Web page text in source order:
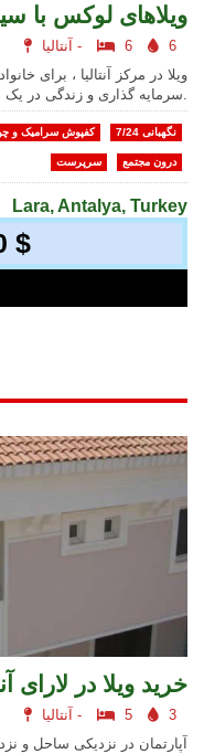
ویلاهای لوکس با
آنتالیا - 6
6
ویلا در مرکز آنتالیا ، برای
سرمایه گذاری و زندگی در یک محیط امن.
کفپوش سرامیک و نگهبانی 7/24
سرپرست درون مجتمع
Lara, Antalya, Turkey
$
خرید ویلا در لارای
آنتالیا - 5
3
آپارتمان در نزدیکی ساحل و